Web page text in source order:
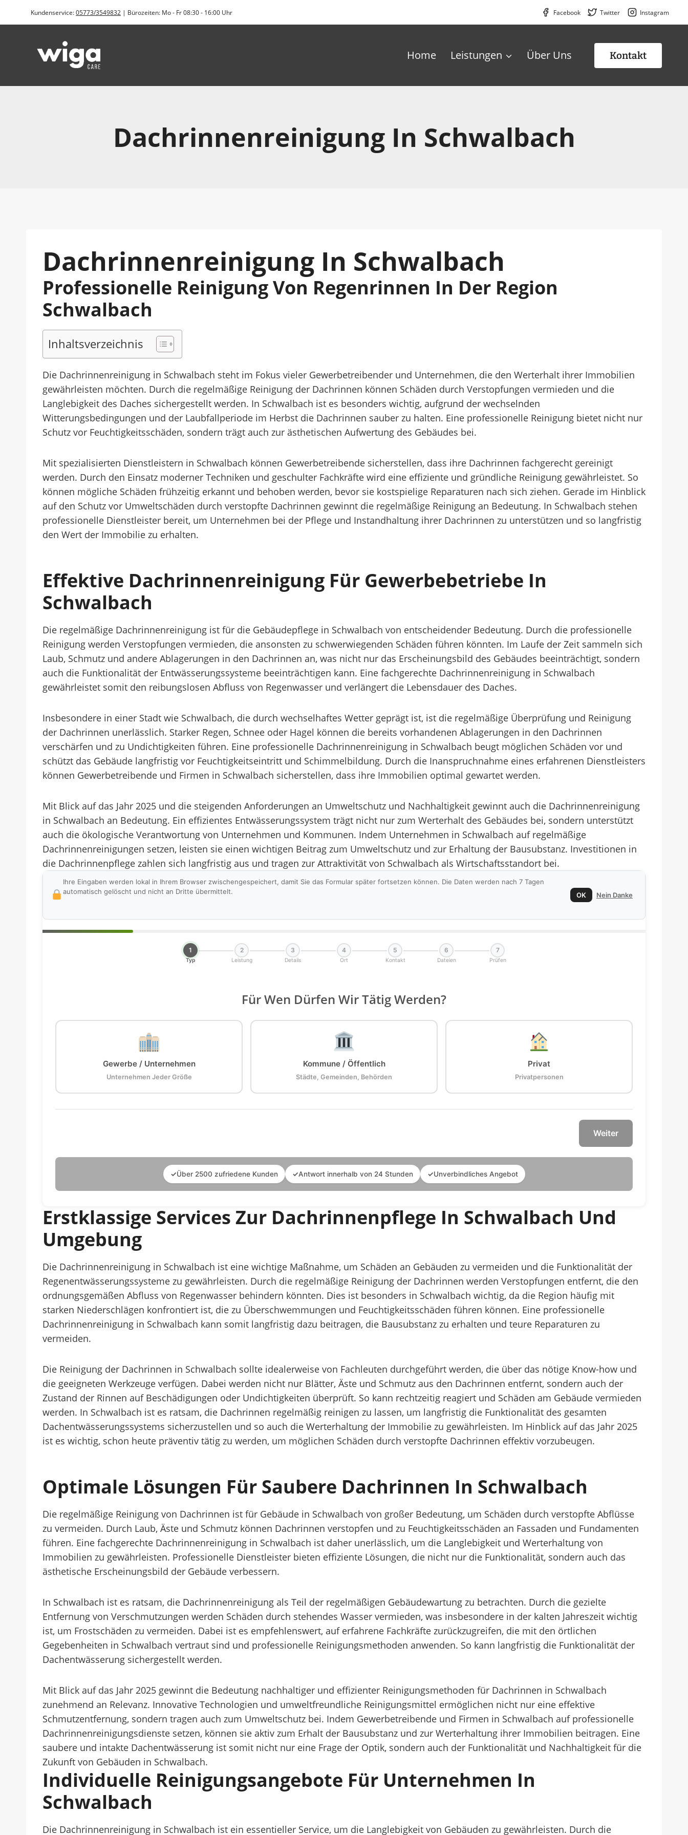
Kundenservice:05773/3549832 | Bürozeiten: Mo - Fr 08:30 - 16:00 Uhr Facebook Twitter Instagram
Home Leistungen Über Uns Kontakt
Dachrinnenreinigung In Schwalbach
Dachrinnenreinigung In Schwalbach
Professionelle Reinigung Von Regenrinnen In Der Region
Schwalbach
Inhaltsverzeichnis
Die Dachrinnenreinigung in Schwalbach steht im Fokus vieler Gewerbetreibender und Unternehmen, die den Werterhalt ihrer Immobilien
gewährleisten möchten. Durch die regelmäßige Reinigung der Dachrinnen können Schäden durch Verstopfungen vermieden und die
Langlebigkeit des Daches sichergestellt werden. In Schwalbach ist es besonders wichtig, aufgrund der wechselnden
Witterungsbedingungen und der Laubfallperiode im Herbst die Dachrinnen sauber zu halten. Eine professionelle Reinigung bietet nicht nur
Schutz vor Feuchtigkeitsschäden, sondern trägt auch zur ästhetischen Aufwertung des Gebäudes bei.
Mit spezialisierten Dienstleistern in Schwalbach können Gewerbetreibende sicherstellen, dass ihre Dachrinnen fachgerecht gereinigt
werden. Durch den Einsatz moderner Techniken und geschulter Fachkräfte wird eine effiziente und gründliche Reinigung gewährleistet. So
können mögliche Schäden frühzeitig erkannt und behoben werden, bevor sie kostspielige Reparaturen nach sich ziehen. Gerade im Hinblick
auf den Schutz vor Umweltschäden durch verstopfte Dachrinnen gewinnt die regelmäßige Reinigung an Bedeutung. In Schwalbach stehen
professionelle Dienstleister bereit, um Unternehmen bei der Pflege und Instandhaltung ihrer Dachrinnen zu unterstützen und so langfristig
den Wert der Immobilie zu erhalten.
Effektive Dachrinnenreinigung Für Gewerbebetriebe In
Schwalbach
Die regelmäßige Dachrinnenreinigung ist für die Gebäudepflege in Schwalbach von entscheidender Bedeutung. Durch die professionelle
Reinigung werden Verstopfungen vermieden, die ansonsten zu schwerwiegenden Schäden führen könnten. Im Laufe der Zeit sammeln sich
Laub, Schmutz und andere Ablagerungen in den Dachrinnen an, was nicht nur das Erscheinungsbild des Gebäudes beeinträchtigt, sondern
auch die Funktionalität der Entwässerungssysteme beeinträchtigen kann. Eine fachgerechte Dachrinnenreinigung in Schwalbach
gewährleistet somit den reibungslosen Abfluss von Regenwasser und verlängert die Lebensdauer des Daches.
Insbesondere in einer Stadt wie Schwalbach, die durch wechselhaftes Wetter geprägt ist, ist die regelmäßige Überprüfung und Reinigung
der Dachrinnen unerlässlich. Starker Regen, Schnee oder Hagel können die bereits vorhandenen Ablagerungen in den Dachrinnen
verschärfen und zu Undichtigkeiten führen. Eine professionelle Dachrinnenreinigung in Schwalbach beugt möglichen Schäden vor und
schützt das Gebäude langfristig vor Feuchtigkeitseintritt und Schimmelbildung. Durch die Inanspruchnahme eines erfahrenen Dienstleisters
können Gewerbetreibende und Firmen in Schwalbach sicherstellen, dass ihre Immobilien optimal gewartet werden.
Mit Blick auf das Jahr 2025 und die steigenden Anforderungen an Umweltschutz und Nachhaltigkeit gewinnt auch die Dachrinnenreinigung
in Schwalbach an Bedeutung. Ein effizientes Entwässerungssystem trägt nicht nur zum Werterhalt des Gebäudes bei, sondern unterstützt
auch die ökologische Verantwortung von Unternehmen und Kommunen. Indem Unternehmen in Schwalbach auf regelmäßige
Dachrinnenreinigungen setzen, leisten sie einen wichtigen Beitrag zum Umweltschutz und zur Erhaltung der Bausubstanz. Investitionen in
die Dachrinnenpflege zahlen sich langfristig aus und tragen zur Attraktivität von Schwalbach als Wirtschaftsstandort bei.
Ihre Eingaben werden lokal in Ihrem Browser zwischengespeichert, damit Sie das Formular später fortsetzen können. Die Daten werden nach 7 Tagen
automatisch gelöscht und nicht an Dritte übermittelt.
OK Nein Danke
1
Typ
2
Leistung
3
Details
4
Ort
5
Kontakt
6
Dateien
7
Prüfen
Für Wen Dürfen Wir Tätig Werden?
Gewerbe / Unternehmen
Unternehmen Jeder Größe
Kommune / Öffentlich
Städte, Gemeinden, Behörden
Privat
Privatpersonen
Weiter
✓Über 2500 zufriedene Kunden ✓Antwort innerhalb von 24 Stunden ✓Unverbindliches Angebot
Erstklassige Services Zur Dachrinnenpflege In Schwalbach Und
Umgebung
Die Dachrinnenreinigung in Schwalbach ist eine wichtige Maßnahme, um Schäden an Gebäuden zu vermeiden und die Funktionalität der
Regenentwässerungssysteme zu gewährleisten. Durch die regelmäßige Reinigung der Dachrinnen werden Verstopfungen entfernt, die den
ordnungsgemäßen Abfluss von Regenwasser behindern könnten. Dies ist besonders in Schwalbach wichtig, da die Region häufig mit
starken Niederschlägen konfrontiert ist, die zu Überschwemmungen und Feuchtigkeitsschäden führen können. Eine professionelle
Dachrinnenreinigung in Schwalbach kann somit langfristig dazu beitragen, die Bausubstanz zu erhalten und teure Reparaturen zu
vermeiden.
Die Reinigung der Dachrinnen in Schwalbach sollte idealerweise von Fachleuten durchgeführt werden, die über das nötige Know-how und
die geeigneten Werkzeuge verfügen. Dabei werden nicht nur Blätter, Äste und Schmutz aus den Dachrinnen entfernt, sondern auch der
Zustand der Rinnen auf Beschädigungen oder Undichtigkeiten überprüft. So kann rechtzeitig reagiert und Schäden am Gebäude vermieden
werden. In Schwalbach ist es ratsam, die Dachrinnen regelmäßig reinigen zu lassen, um langfristig die Funktionalität des gesamten
Dachentwässerungssystems sicherzustellen und so auch die Werterhaltung der Immobilie zu gewährleisten. Im Hinblick auf das Jahr 2025
ist es wichtig, schon heute präventiv tätig zu werden, um möglichen Schäden durch verstopfte Dachrinnen effektiv vorzubeugen.
Optimale Lösungen Für Saubere Dachrinnen In Schwalbach
Die regelmäßige Reinigung von Dachrinnen ist für Gebäude in Schwalbach von großer Bedeutung, um Schäden durch verstopfte Abflüsse
zu vermeiden. Durch Laub, Äste und Schmutz können Dachrinnen verstopfen und zu Feuchtigkeitsschäden an Fassaden und Fundamenten
führen. Eine fachgerechte Dachrinnenreinigung in Schwalbach ist daher unerlässlich, um die Langlebigkeit und Werterhaltung von
Immobilien zu gewährleisten. Professionelle Dienstleister bieten effiziente Lösungen, die nicht nur die Funktionalität, sondern auch das
ästhetische Erscheinungsbild der Gebäude verbessern.
In Schwalbach ist es ratsam, die Dachrinnenreinigung als Teil der regelmäßigen Gebäudewartung zu betrachten. Durch die gezielte
Entfernung von Verschmutzungen werden Schäden durch stehendes Wasser vermieden, was insbesondere in der kalten Jahreszeit wichtig
ist, um Frostschäden zu vermeiden. Dabei ist es empfehlenswert, auf erfahrene Fachkräfte zurückzugreifen, die mit den örtlichen
Gegebenheiten in Schwalbach vertraut sind und professionelle Reinigungsmethoden anwenden. So kann langfristig die Funktionalität der
Dachentwässerung sichergestellt werden.
Mit Blick auf das Jahr 2025 gewinnt die Bedeutung nachhaltiger und effizienter Reinigungsmethoden für Dachrinnen in Schwalbach
zunehmend an Relevanz. Innovative Technologien und umweltfreundliche Reinigungsmittel ermöglichen nicht nur eine effektive
Schmutzentfernung, sondern tragen auch zum Umweltschutz bei. Indem Gewerbetreibende und Firmen in Schwalbach auf professionelle
Dachrinnenreinigungsdienste setzen, können sie aktiv zum Erhalt der Bausubstanz und zur Werterhaltung ihrer Immobilien beitragen. Eine
saubere und intakte Dachentwässerung ist somit nicht nur eine Frage der Optik, sondern auch der Funktionalität und Nachhaltigkeit für die
Zukunft von Gebäuden in Schwalbach.
Individuelle Reinigungsangebote Für Unternehmen In
Schwalbach
Die Dachrinnenreinigung in Schwalbach ist ein essentieller Service, um die Langlebigkeit von Gebäuden zu gewährleisten. Durch die